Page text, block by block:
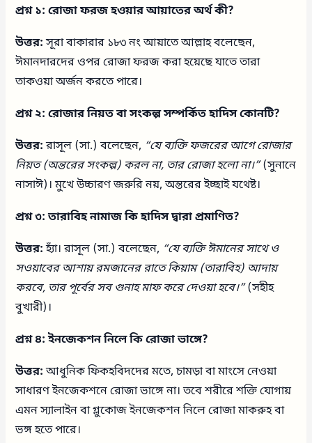
প্রশ্ন ১: রোজা ফরজ হওয়ার আয়াতের অর্থ কী?
উত্তর:সূরা বাকারার ১৮৩ নং আয়াতে আল্লাহ বলেছেন,
ঈমানদারদের ওপর রোজা ফরজ করা হয়েছে যাতে তারা
তাকওয়া অর্জন করতে পারে।
প্রশ্ন ২: রোজার নিয়ত বা সংকল্প সম্পর্কিত হাদিস কোনটি?
উত্তর:রাসূল (সা.) বলেছেন, “যে ব্যক্তি ফজরের আগে রোজার
নিয়ত (অন্তরের সংকল্প) করল না, তার রোজা হলো না।”(সুনানে
নাসাঈ)। মুখে উচ্চারণ জরুরি নয়, অন্তরের ইচ্ছাই যথেষ্ট।
প্রশ্ন ৩: তারাবিহ নামাজ কি হাদিস দ্বারা প্রমাণিত?
উত্তর:হ্যাঁ। রাসূল (সা.) বলেছেন, “যে ব্যক্তি ঈমানের সাথে ও
সওয়াবের আশায় রমজানের রাতে কিয়াম (তারাবিহ) আদায়
করবে, তার পূর্বের সব গুনাহ মাফ করে দেওয়া হবে।”(সহীহ
বুখারী)।
প্রশ্ন ৪: ইনজেকশন নিলে কি রোজা ভাঙ্গে?
উত্তর:আধুনিক ফিকহবিদদের মতে, চামড়া বা মাংসে নেওয়া
সাধারণ ইনজেকশনে রোজা ভাঙ্গে না। তবে শরীরে শক্তি যোগায়
এমন স্যালাইন বা গ্লুকোজ ইনজেকশন নিলে রোজা মাকরুহ বা
ভঙ্গ হতে পারে।